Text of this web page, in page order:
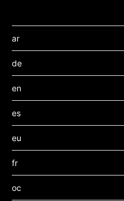
ar
de
en
es
eu
fr
oc